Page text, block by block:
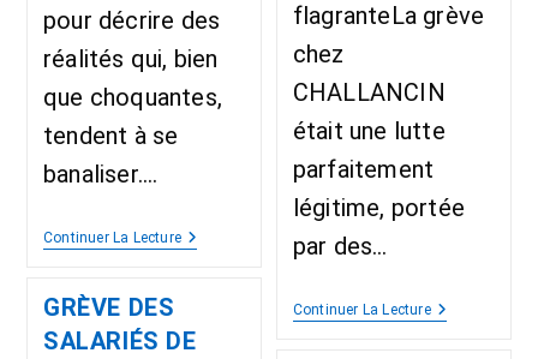
pour décrire des
réalités qui, bien
que choquantes,
tendent à se
banaliser.…
Continuer La Lecture
flagranteLa grève
chez
CHALLANCIN
était une lutte
parfaitement
légitime, portée
par des…
Continuer La Lecture
GRÈVE DES
SALARIÉS DE